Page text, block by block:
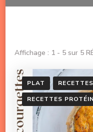
Affichage : 1 - 5 sur 5
PLAT
RECETTES